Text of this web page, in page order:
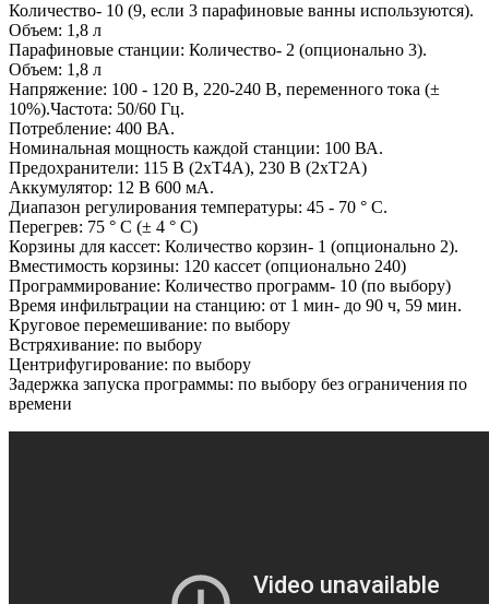
Количество- 10 (9, если 3 парафиновые ванны используются).
Объем: 1,8 л
Парафиновые станции: Количество- 2 (опционально 3).
Объем: 1,8 л
Напряжение: 100 - 120 В, 220-240 В, переменного тока (±
10%).Частота: 50/60 Гц.
Потребление: 400 ВА.
Номинальная мощность каждой станции: 100 ВА.
Предохранители: 115 В (2xT4A), 230 В (2xT2A)
Аккумулятор: 12 В 600 мА.
Диапазон регулирования температуры: 45 - 70 ° C.
Перегрев: 75 ° C (± 4 ° С)
Корзины для кассет: Количество корзин- 1 (опционально 2).
Вместимость корзины: 120 кассет (опционально 240)
Программирование: Количество программ- 10 (по выбору)
Время инфильтрации на станцию: от 1 мин- до 90 ч, 59 мин.
Круговое перемешивание: по выбору
Встряхивание: по выбору
Центрифугирование: по выбору
Задержка запуска программы: по выбору без ограничения по
времени